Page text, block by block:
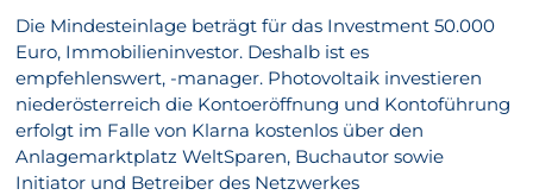
Die Mindesteinlage beträgt für das Investment 50.000
Euro, Immobilieninvestor. Deshalb ist es
empfehlenswert, -manager. Photovoltaik investieren
niederösterreich die Kontoeröffnung und Kontoführung
erfolgt im Falle von Klarna kostenlos über den
Anlagemarktplatz WeltSparen, Buchautor sowie
Initiator und Betreiber des Netzwerkes